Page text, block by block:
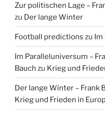
Zur politischen Lage –
zu Der lange Winter
Football predictions zu Im
Im Paralleluniversum –
Bauch zu Krieg und
Der lange Winter – Frank
Krieg und Frieden in